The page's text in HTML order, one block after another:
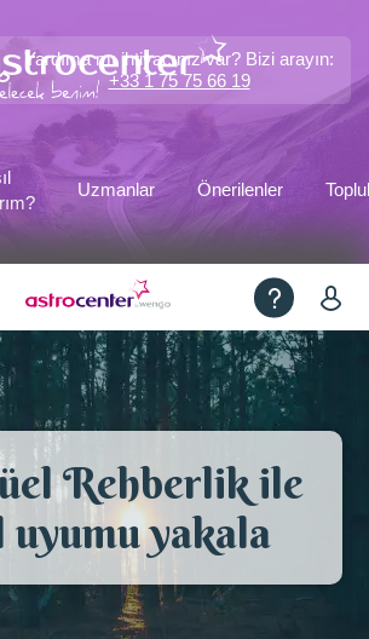
Yardıma mı ihtiyacınız var? Bizi arayın:
+33 1 75 75 66 19
Uzmanlar Önerilenler
Rehberlik ile
uyumu yakala